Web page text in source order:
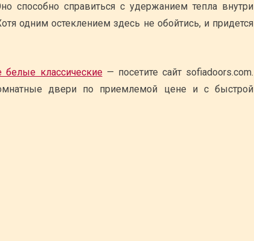
способно справиться с удержанием тепла внутри
одним остеклением здесь не обойтись, и придется
классические— посетите сайт sofiadoors.com.
двери по приемлемой цене и с быстрой